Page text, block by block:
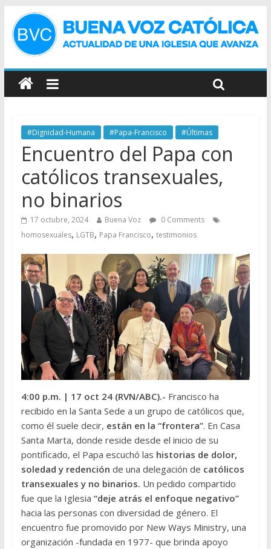
#Dignidad-Humana #Papa-Francisco #Últimas
Encuentro del Papa con
católicos transexuales,
no binarios
17 octubre, 2024 Buena Voz
0 Comments
homosexuales, LGTB, Papa Francisco, testimonios
4:00 p.m. | 17 oct 24 (RVN/ABC).- Francisco ha
recibido en la Santa Sede a un grupo de católicos que,
como él suele decir, están en la “frontera”. En Casa
Santa Marta, donde reside desde el inicio de su
pontificado, el Papa escuchó las historias de dolor,
soledad y redención de una delegación de católicos
transexuales y no binarios. Un pedido compartido
fue que la Iglesia “deje atrás el enfoque negativo”
hacia las personas con diversidad de género. El
encuentro fue promovido por New Ways Ministry, una
organización -fundada en 1977- que brinda apoyo